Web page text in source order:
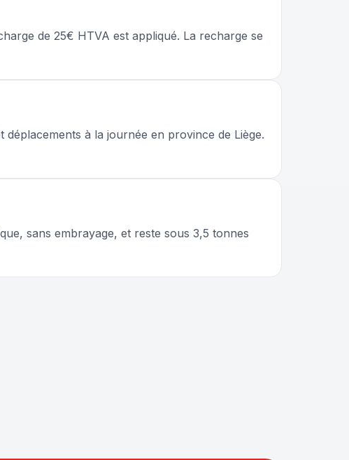
de 25€ HTVA est appliqué. La recharge se
à la journée en province de Liège.
sans embrayage, et reste sous 3,5 tonnes